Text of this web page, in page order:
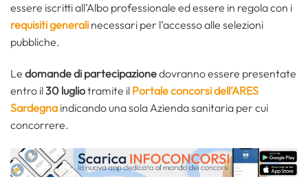
essere iscritti all’Albo professionale ed essere in regola con i
requisiti generali necessari per l’accesso alle selezioni
pubbliche.
Le domande di partecipazionedovranno essere presentate
entro il30 lugliotramite il Portale concorsi dell’ARES
Sardegna indicando una sola Azienda sanitaria per cui
concorrere.